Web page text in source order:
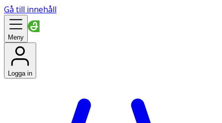
Gå till innehåll
Meny
Logga in